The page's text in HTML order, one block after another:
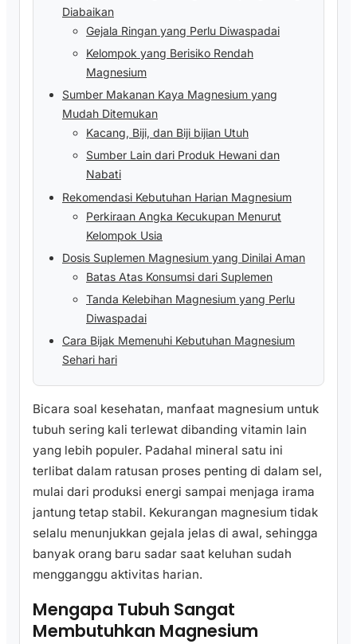
Diabaikan
Gejala Ringan yang Perlu Diwaspadai
Kelompok yang Berisiko Rendah
Magnesium
Sumber Makanan Kaya Magnesium yang
Mudah Ditemukan
Kacang, Biji, dan Biji bijian Utuh
Sumber Lain dari Produk Hewani dan
Nabati
Rekomendasi Kebutuhan Harian Magnesium
Perkiraan Angka Kecukupan Menurut
Kelompok Usia
Dosis Suplemen Magnesium yang Dinilai Aman
Batas Atas Konsumsi dari Suplemen
Tanda Kelebihan Magnesium yang Perlu
Diwaspadai
Cara Bijak Memenuhi Kebutuhan Magnesium
Sehari hari
Bicara soal kesehatan, manfaat magnesium untuk
tubuh sering kali terlewat dibanding vitamin lain
yang lebih populer. Padahal mineral satu ini
terlibat dalam ratusan proses penting di dalam sel,
mulai dari produksi energi sampai menjaga irama
jantung tetap stabil. Kekurangan magnesium tidak
selalu menunjukkan gejala jelas di awal, sehingga
banyak orang baru sadar saat keluhan sudah
mengganggu aktivitas harian.
Mengapa Tubuh Sangat
Membutuhkan Magnesium